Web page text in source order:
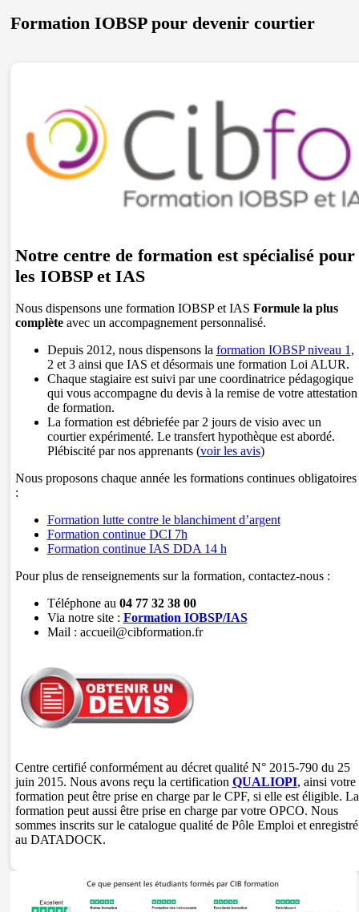
Formation IOBSP pour devenir courtier
Notre centre de formation est spécialisé pour
les IOBSP et IAS
Nous dispensons une formation IOBSP et IAS Formule la plus
complèteavec un accompagnement personnalisé.
Depuis 2012, nous dispensons la formation IOBSP niveau 1 ,
2 et 3 ainsi que IAS et désormais une formation Loi ALUR.
Chaque stagiaire est suivi par une coordinatrice pédagogique
qui vous accompagne du devis à la remise de votre attestation
de formation.
La formation est débriefée par 2 jours de visio avec un
courtier expérimenté. Le transfert hypothèque est abordé.
Plébiscité par nos apprenants (voir les avis)
Nous proposons chaque année les formations continues obligatoires
:
Formation lutte contre le blanchiment d’argent
Formation continue DCI 7h
Formation continue IAS DDA 14 h
Pour plus de renseignements sur la formation, contactez-nous :
Téléphone au 04 77 32 38 00
Via notre site : Formation IOBSP/IAS
Mail : accueil@cibformation.fr
Centre certifié conformément au décret qualité N° 2015-790 du 25
juin 2015. Nous avons reçu la certification QUALIOPI, ainsi votre
formation peut être prise en charge par le CPF, si elle est éligible. La
formation peut aussi être prise en charge par votre OPCO. Nous
sommes inscrits sur le catalogue qualité de Pôle Emploi et enregistré
au DATADOCK.